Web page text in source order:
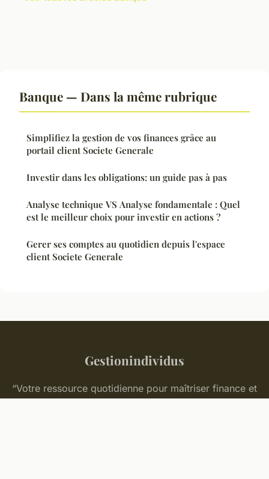
Banque — Dans la même rubrique
Simplifiez la gestion de vos finances grâce au
portail client Societe Generale
Investir dans les obligations: un guide pas à pas
Analyse technique VS Analyse fondamentale : Quel
est le meilleur choix pour investir en actions ?
Gerer ses comptes au quotidien depuis l'espace
client Societe Generale
Gestionindividus
“Votre ressource quotidienne pour maîtriser finance et